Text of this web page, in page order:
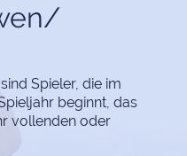
Spieler, die im
beginnt, das
vollenden oder